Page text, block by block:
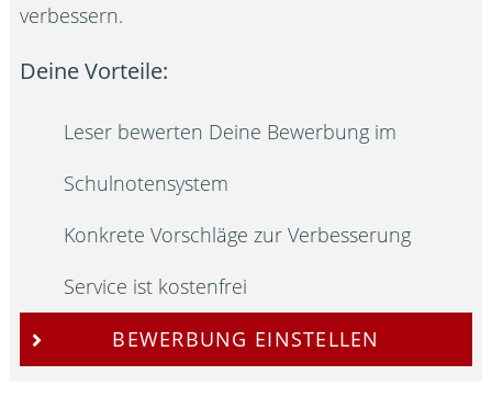
verbessern.
Deine Vorteile:
Leser bewerten Deine Bewerbung im
Schulnotensystem
Konkrete Vorschläge zur Verbesserung
Service ist kostenfrei
BEWERBUNG EINSTELLEN